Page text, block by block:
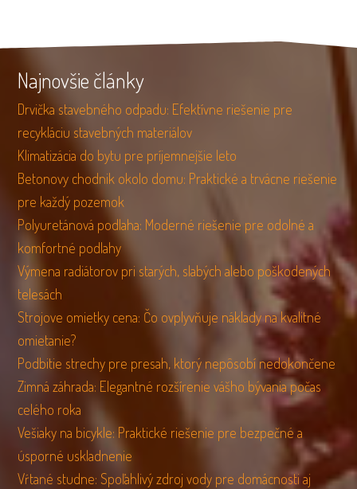
Najnovšie články
Drvička stavebného odpadu: Efektívne riešenie pre
recykláciu stavebných materiálov
Klimatizácia do bytu pre príjemnejšie leto
Betonovy chodnik okolo domu: Praktické a trvácne riešenie
pre každý pozemok
Polyuretánová podlaha: Moderné riešenie pre odolné a
komfortné podlahy
Výmena radiátorov pri starých, slabých alebo poškodených
telesách
Strojove omietky cena: Čo ovplyvňuje náklady na kvalitné
omietanie?
Podbitie strechy pre presah, ktorý nepôsobí nedokončene
Zimná záhrada: Elegantné rozšírenie vášho bývania počas
celého roka
Vešiaky na bicykle: Praktické riešenie pre bezpečné a
úsporné uskladnenie
Vŕtané studne: Spoľahlivý zdroj vody pre domácnosti aj